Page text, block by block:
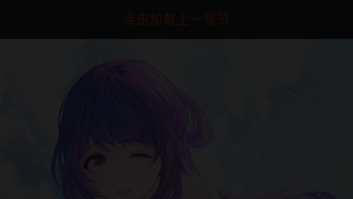
点击加载上一章节